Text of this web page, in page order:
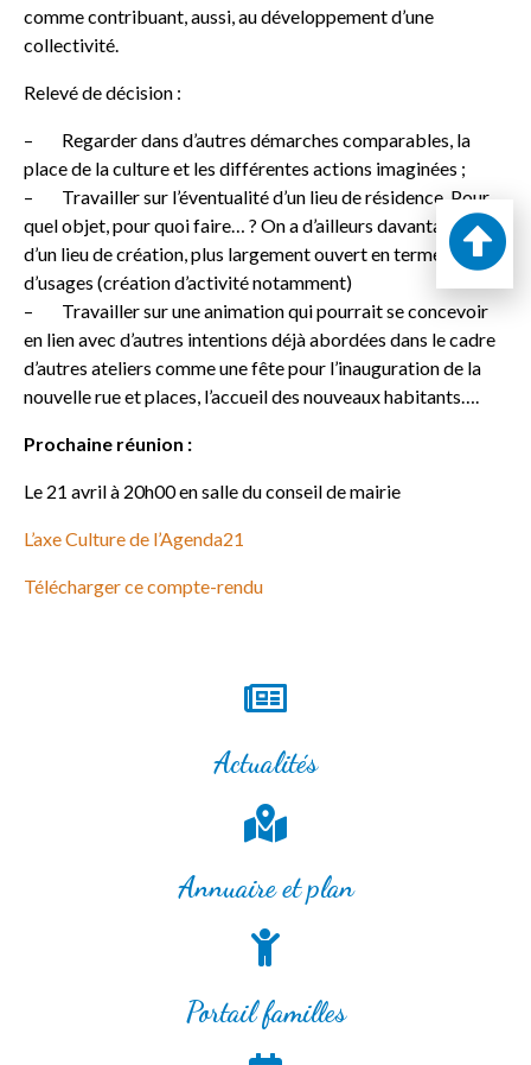
comme contribuant, aussi, au développement d’une
collectivité.
Relevé de décision :
– Regarder dans d’autres démarches comparables, la
place de la culture et les différentes actions imaginées ;
– Travailler sur l’éventualité d’un lieu de résidence. Pour
quel objet, pour quoi faire… ? On a d’ailleurs davantage parlé
d’un lieu de création, plus largement ouvert en termes
d’usages (création d’activité notamment)
– Travailler sur une animation qui pourrait se concevoir
en lien avec d’autres intentions déjà abordées dans le cadre
d’autres ateliers comme une fête pour l’inauguration de la
nouvelle rue et places, l’accueil des nouveaux habitants….
Prochaine réunion :
Le 21 avril à 20h00 en salle du conseil de mairie
L’axe Culture de l’Agenda21
Télécharger ce compte-rendu
Actualités
Annuaire et plan
Portail familles